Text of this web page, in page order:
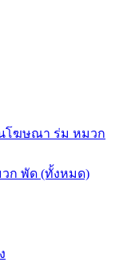
โฆษณา ร่ม หมวก
ก พัด (ทั้งหมด)